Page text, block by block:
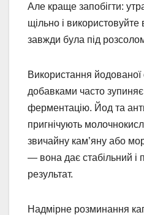
Але краще запобігти:
щільно і
завжди була під
Використання йодованої
добавками часто
ферментацію. Йод та
пригнічують
звичайну кам’яну або
— вона дає стабільний і
результат.
Надмірне розминання